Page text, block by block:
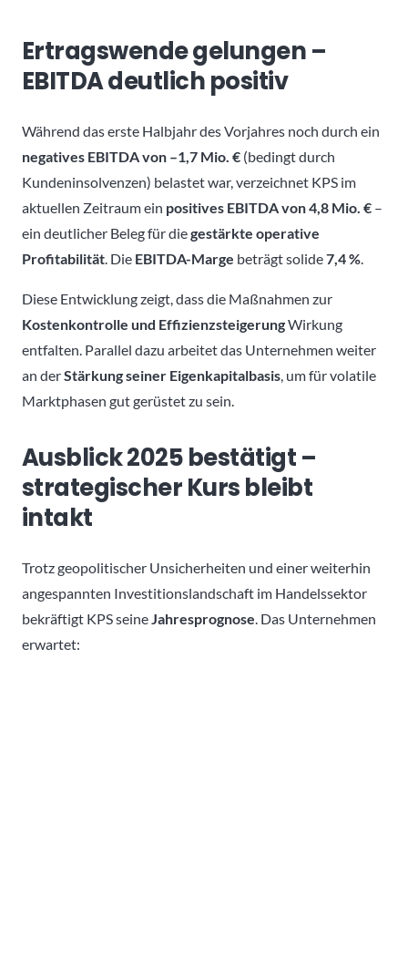
Ertragswende gelungen –
EBITDA deutlich positiv
Während das erste Halbjahr des Vorjahres noch durch ein
negatives EBITDA von –1,7 Mio. € (bedingt durch
Kundeninsolvenzen) belastet war, verzeichnet KPS im
aktuellen Zeitraum ein positives EBITDA von 4,8 Mio. € –
ein deutlicher Beleg für diegestärkte operative
Profitabilität . Die EBITDA-Marge beträgt solide7,4 %
Diese Entwicklung zeigt, dass die Maßnahmen zur
Kostenkontrolle und EffizienzsteigerungWirkung
entfalten. Parallel dazu arbeitet das Unternehmen weiter
an derStärkung seiner Eigenkapitalbasis , um für volatile
Marktphasen gut gerüstet zu sein.
Ausblick 2025 bestätigt –
strategischer Kurs bleibt
intakt
Trotz geopolitischer Unsicherheiten und einer weiterhin
angespannten Investitionslandschaft im Handelssektor
bekräftigt KPS seine Jahresprognose . Das Unternehmen
erwartet: